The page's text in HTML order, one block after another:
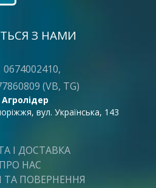
З НАМИ
0674002410,
(VB, TG)
Агролідер
вул. Українська, 143
І ДОСТАВКА
ПРО НАС
ТА ПОВЕРНЕННЯ